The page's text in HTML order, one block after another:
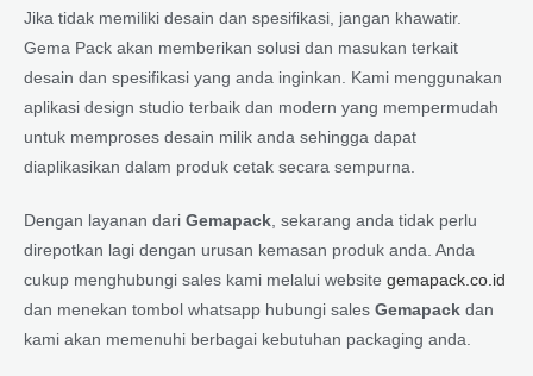
Jika tidak memiliki desain dan spesifikasi, jangan khawatir.
Gema Pack akan memberikan solusi dan masukan terkait
desain dan spesifikasi yang anda inginkan. Kami menggunakan
aplikasi design studio terbaik dan modern yang mempermudah
untuk memproses desain milik anda sehingga dapat
diaplikasikan dalam produk cetak secara sempurna.
Dengan layanan dari Gemapack , sekarang anda tidak perlu
direpotkan lagi dengan urusan kemasan produk anda. Anda
cukup menghubungi sales kami melalui website gemapack.co.id
dan menekan tombol whatsapp hubungi sales Gemapack dan
kami akan memenuhi berbagai kebutuhan packaging anda.